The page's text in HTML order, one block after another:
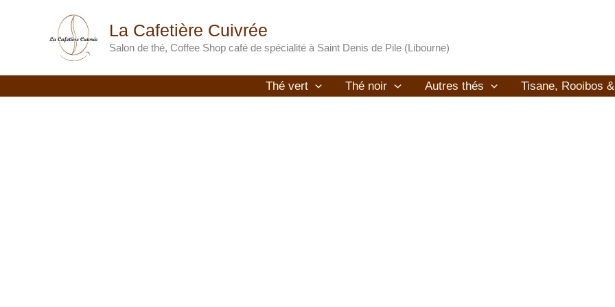
La Cafetière Cuivrée
Salon de thé, Coffee Shop café de spécialité à Saint Denis de Pile (Libourne)
Thé vert Thé noir Autres thés Tisane, Rooibos